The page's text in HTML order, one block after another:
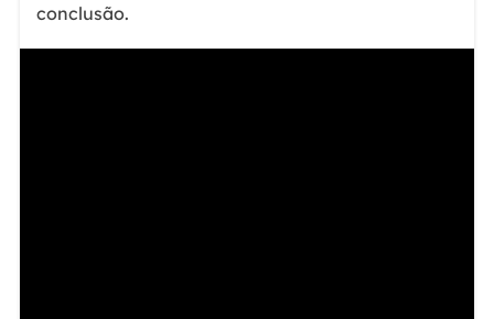
conclusão.